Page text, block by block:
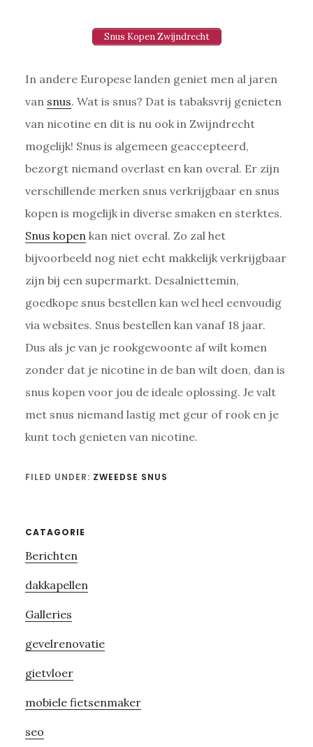
Snus Kopen Zwijndrecht
In andere Europese landen geniet men al jaren
van snus. Wat is snus? Dat is tabaksvrij genieten
van nicotine en dit is nu ook in Zwijndrecht
mogelijk! Snus is algemeen geaccepteerd,
bezorgt niemand overlast en kan overal. Er zijn
verschillende merken snus verkrijgbaar en snus
kopen is mogelijk in diverse smaken en sterktes.
Snus kopen kan niet overal. Zo zal het
bijvoorbeeld nog niet echt makkelijk verkrijgbaar
zijn bij een supermarkt. Desalniettemin,
goedkope snus bestellen kan wel heel eenvoudig
via websites. Snus bestellen kan vanaf 18 jaar.
Dus als je van je rookgewoonte af wilt komen
zonder dat je nicotine in de ban wilt doen, dan is
snus kopen voor jou de ideale oplossing. Je valt
met snus niemand lastig met geur of rook en je
kunt toch genieten van nicotine.
FILED UNDER: ZWEEDSE SNUS
Primary
Sidebar
CATAGORIE
Berichten
dakkapellen
Galleries
gevelrenovatie
gietvloer
mobiele fietsenmaker
seo